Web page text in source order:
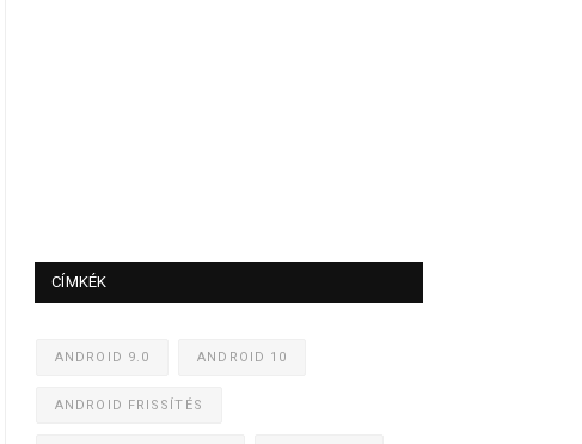
CÍMKÉK
ANDROID 9.0 ANDROID 10
ANDROID FRISSÍTÉS